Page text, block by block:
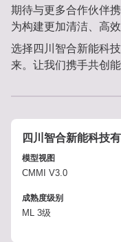
期待与更多合作伙伴
为构建更加清洁、高
选择四川智合新能科
来。让我们携手共创
四川智合新能科技
模型视图
CMMI V3.0
成熟度级别
ML 3级